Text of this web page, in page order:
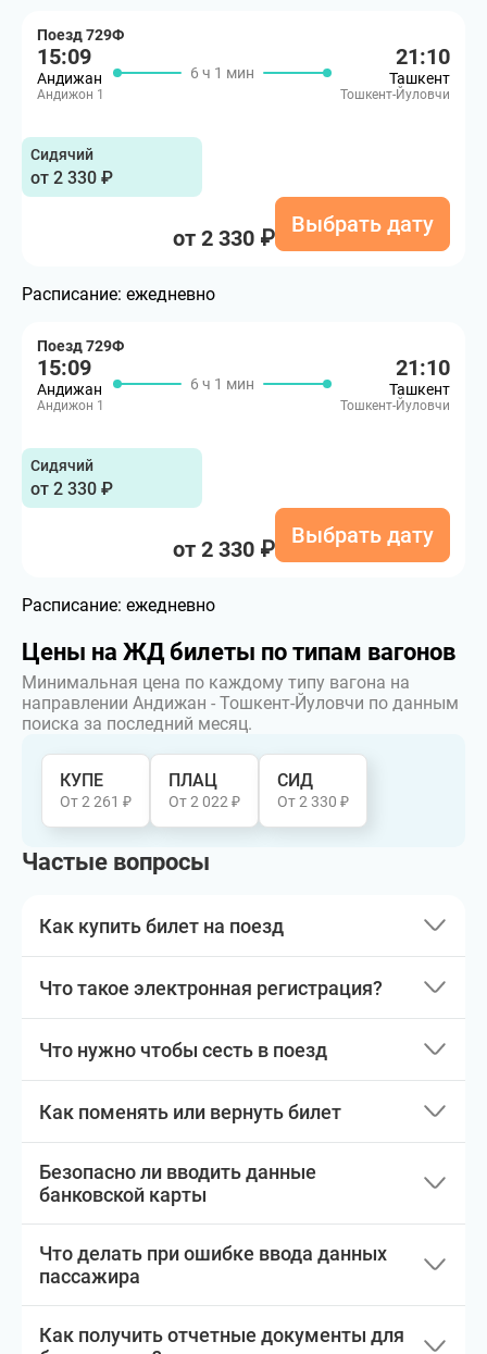
Поезд 729Ф
15:09
Андижан
Андижон 1
6 ч 1 мин
21:10
Ташкент
Тошкент-Йуловчи
Сидячий
от 2 330 ₽
от 2 330 ₽
Выбрать дату
Расписание: ежедневно
Поезд 729Ф
15:09
Андижан
Андижон 1
6 ч 1 мин
21:10
Ташкент
Тошкент-Йуловчи
Сидячий
от 2 330 ₽
от 2 330 ₽
Выбрать дату
Расписание: ежедневно
Цены на ЖД билеты по типам вагонов
Минимальная цена по каждому типу вагона на
направлении Андижан - Тошкент-Йуловчи по данным
поиска за последний месяц.
КУПЕ
От 2 261 ₽
ПЛАЦ
От 2 022 ₽
СИД
От 2 330 ₽
Частые вопросы
Как купить билет на поезд
Что такое электронная регистрация?
Что нужно чтобы сесть в поезд
Как поменять или вернуть билет
Безопасно ли вводить данные
банковской карты
Что делать при ошибке ввода данных
пассажира
Как получить отчетные документы для